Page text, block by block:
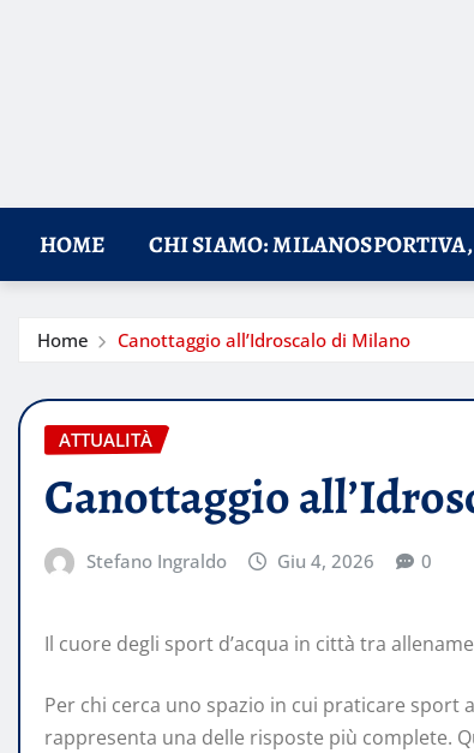
HOME CHI SIAMO:
Home Canottaggio all’Idroscalo di Milano
ATTUALITÀ
Canottaggio
Stefano Ingraldo Giu 4, 2026 0
Il cuore degli sport d’acqua in città tra
Per chi cerca uno spazio in cui praticare sport
rappresenta una delle risposte più complete.